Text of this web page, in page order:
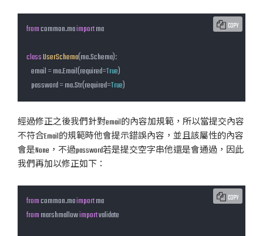
from common.ma import ma
classUserSchema(ma.Schema):
    email = ma.Email(required=
True)
    password = ma.Str(required=
True)
COPY
經過修正之後我們針對email的內容加規範，所以當提交內容
不符合Email的規範時他會提示錯誤內容，並且該屬性的內容
會是None，不過password若是提交空字串他還是會通過，因此
我們再加以修正如下：
from common.ma import
from marshmallow import validate
COPY